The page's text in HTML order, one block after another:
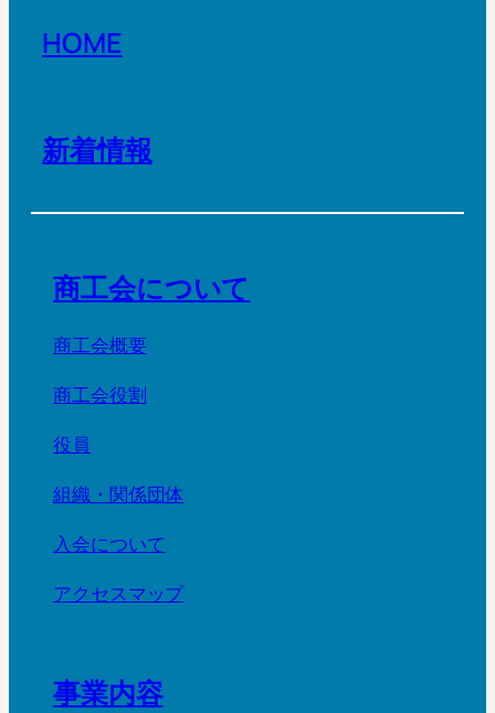
HOME
新着情報
商工会について
商工会概要
商工会役割
役員
組織・関係団体
入会について
アクセスマップ
事業内容